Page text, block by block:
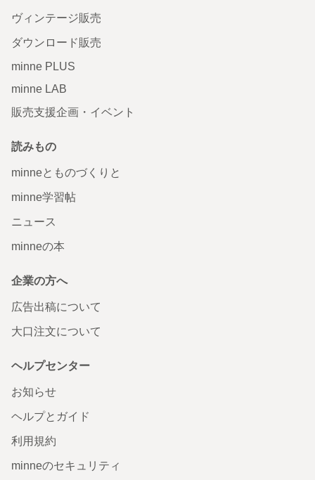
ヴィンテージ販売
ダウンロード販売
minne PLUS
minne LAB
販売支援企画・イベント
読みもの
minneとものづくりと
minne学習帖
ニュース
minneの本
企業の方へ
広告出稿について
大口注文について
ヘルプセンター
お知らせ
ヘルプとガイド
利用規約
minneのセキュリティ